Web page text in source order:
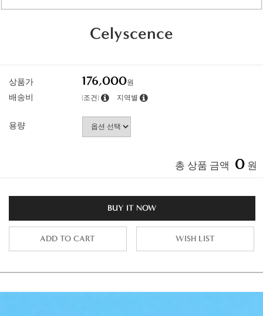
Celyscence
상품가 176,000원
배송비 (조건) 지역별
용량
총 상품 금액 0 원
BUY IT NOW
ADD TO CART WISH LIST